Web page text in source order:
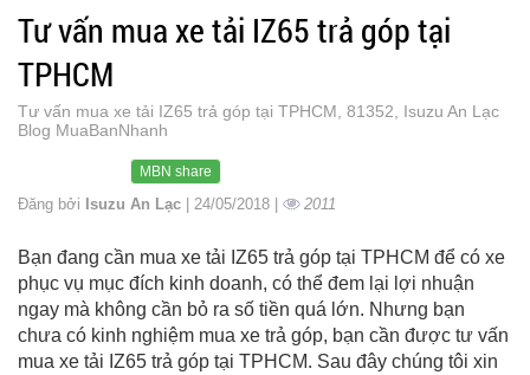
Tư vấn mua xe tải IZ65 trả góp tại
TPHCM
Tư vấn mua xe tải IZ65 trả góp tại TPHCM, 81352, Isuzu An Lạc
Blog MuaBanNhanh
MBN share
Đăng bởi Isuzu An Lạc | 24/05/2018 | 2011
Bạn đang cần mua xe tải IZ65 trả góp tại TPHCM để có xe
phục vụ mục đích kinh doanh, có thể đem lại lợi nhuận
ngay mà không cần bỏ ra số tiền quá lớn. Nhưng bạn
chưa có kinh nghiệm mua xe trả góp, bạn cần được tư vấn
mua xe tải IZ65 trả góp tại TPHCM. Sau đây chúng tôi xin